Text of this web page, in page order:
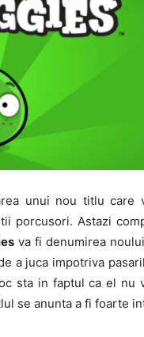
unui nou titlu care
porcusori. Astazi
va fi denumirea
a juca impotriva
sta in faptul ca el nu
se anunta a fi foarte